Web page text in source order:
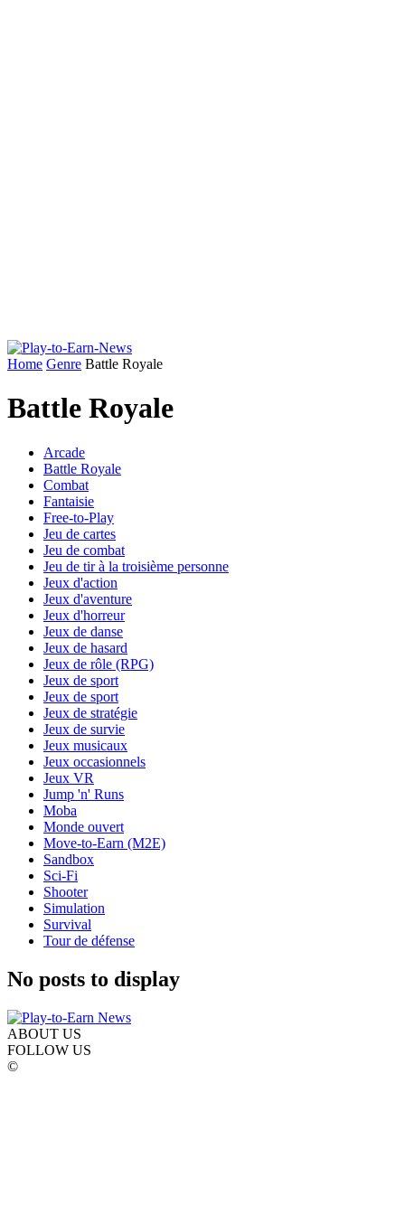
Home Genre Battle Royale
Battle Royale
Arcade
Battle Royale
Combat
Fantaisie
Free-to-Play
Jeu de cartes
Jeu de combat
Jeu de tir à la troisième personne
Jeux d'action
Jeux d'aventure
Jeux d'horreur
Jeux de danse
Jeux de hasard
Jeux de rôle (RPG)
Jeux de sport
Jeux de sport
Jeux de stratégie
Jeux de survie
Jeux musicaux
Jeux occasionnels
Jeux VR
Jump 'n' Runs
Moba
Monde ouvert
Move-to-Earn (M2E)
Sandbox
Sci-Fi
Shooter
Simulation
Survival
Tour de défense
No posts to display
ABOUT US
FOLLOW US
©